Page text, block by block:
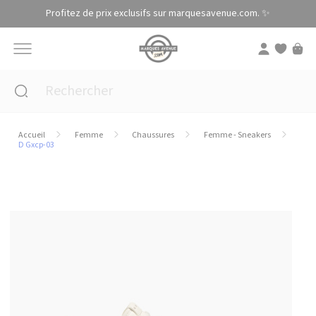
Profitez de prix exclusifs sur marquesavenue.com. ✨
Accueil Femme Chaussures
Femme - Sneakers
D Gxcp-03
Panneau de gestion des cookies